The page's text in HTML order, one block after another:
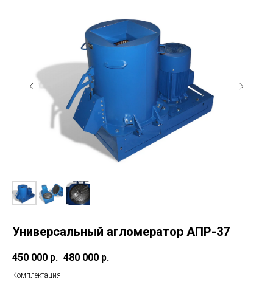
Универсальный агломератор АПР-37
450 000 р. 480 000 р.
Комплектация